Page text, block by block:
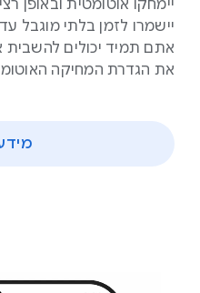
יישמרו לזמן בלתי מוגבל
אתם תמיד יכולים
את הגדרת המחיקה